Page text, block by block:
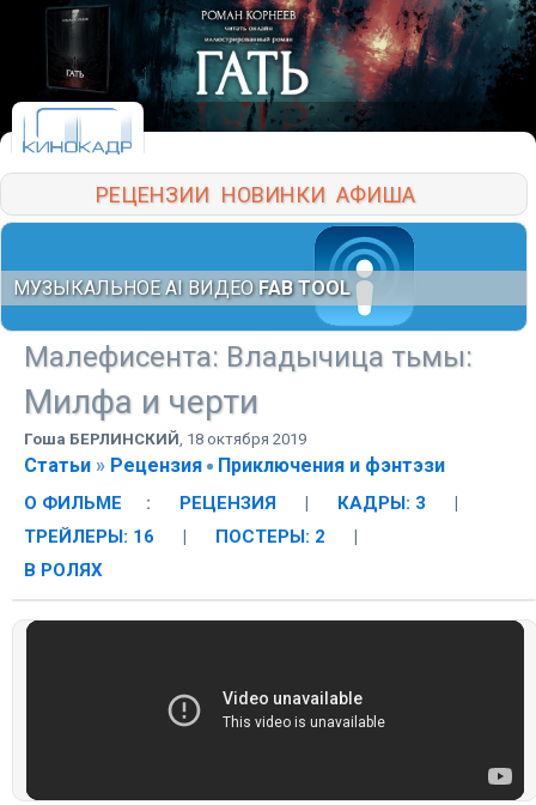
РЕЦЕНЗИИ НОВИНКИ АФИША
МУЗЫКАЛЬНОЕ AI ВИДЕО FAB TOOL
Малефисента: Владычица тьмы:
Милфа и черти
Гоша БЕРЛИНСКИЙ, 18 октября 2019
Статьи » Рецензия Приключения и фэнтэзи
О ФИЛЬМЕ : РЕЦЕНЗИЯ | КАДРЫ: 3
|
ТРЕЙЛЕРЫ: 16
| ПОСТЕРЫ: 2
|
В РОЛЯХ